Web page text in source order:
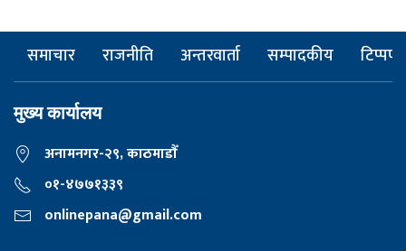
समाचार राजनीति अन्तरवार्ता सम्पादकीय टिप्पणी
मुख्य कार्यालय
अनामनगर-२९, काठमाडाैँ
०१-४७७१३३९
onlinepana@gmail.com